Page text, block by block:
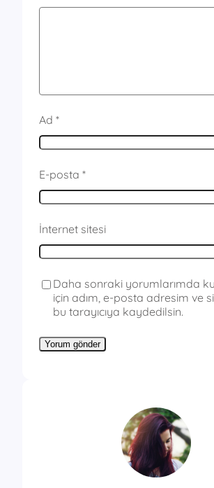
Ad *
E-posta *
İnternet sitesi
Daha sonraki yorumlarımda
için adım, e-posta adresim ve
bu tarayıcıya kaydedilsin.